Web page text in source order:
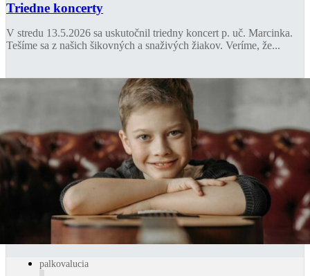
Triedne koncerty
V stredu 13.5.2026 sa uskutočnil triedny koncert p. uč. Marcinka.
Tešíme sa z našich šikovných a snaživých žiakov. Veríme, že...
palkovalucia